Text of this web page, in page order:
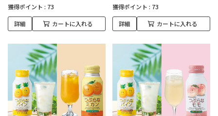
獲得ポイント : 73
詳細 カートに入れる
獲得ポイント : 73
詳細 カートに入れる